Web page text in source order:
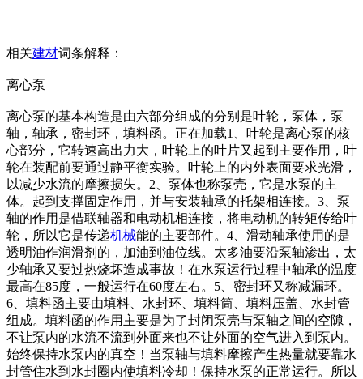
相关建材词条解释：
离心泵
离心泵的基本构造是由六部分组成的分别是叶轮，泵体，泵
轴，轴承，密封环，填料函。正在加载1、叶轮是离心泵的核
心部分，它转速高出力大，叶轮上的叶片又起到主要作用，叶
轮在装配前要通过静平衡实验。叶轮上的内外表面要求光滑，
以减少水流的摩擦损失。2、泵体也称泵壳，它是水泵的主
体。起到支撑固定作用，并与安装轴承的托架相连接。3、泵
轴的作用是借联轴器和电动机相连接，将电动机的转矩传给叶
轮，所以它是传递机械能的主要部件。4、滑动轴承使用的是
透明油作润滑剂的，加油到油位线。太多油要沿泵轴渗出，太
少轴承又要过热烧坏造成事故！在水泵运行过程中轴承的温度
最高在85度，一般运行在60度左右。5、密封环又称减漏环。
6、填料函主要由填料、水封环、填料筒、填料压盖、水封管
组成。填料函的作用主要是为了封闭泵壳与泵轴之间的空隙，
不让泵内的水流不流到外面来也不让外面的空气进入到泵内。
始终保持水泵内的真空！当泵轴与填料摩擦产生热量就要靠水
封管住水到水封圈内使填料冷却！保持水泵的正常运行。所以